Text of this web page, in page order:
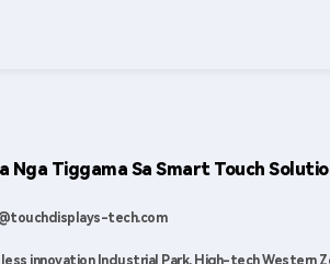
Nga Tiggama Sa Smart Touch
tech.com
innovation Industrial Park, High-tech Western